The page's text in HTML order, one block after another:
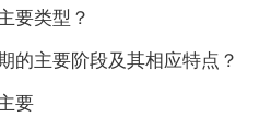
类型？
主要阶段及其相应特点？
要